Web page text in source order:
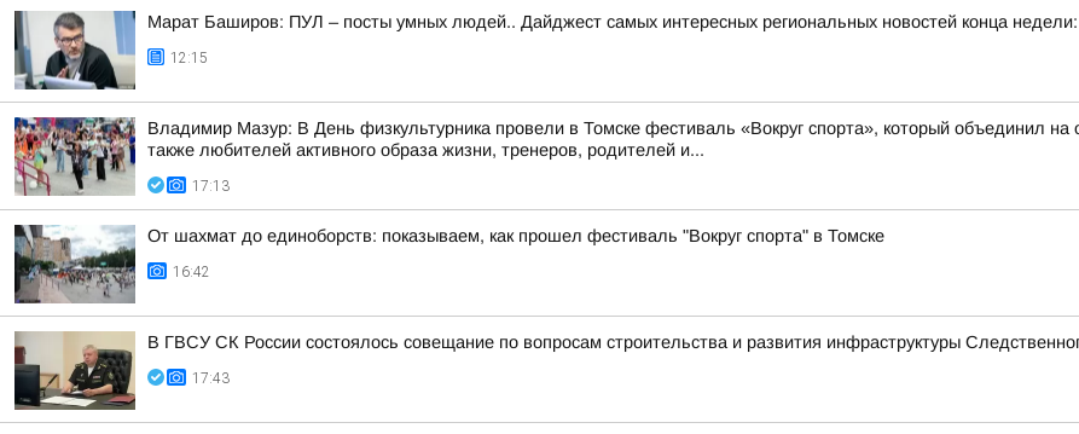
Марат Баширов: ПУЛ – посты умных людей.. Дайджест самых интересных региональных новостей конца недели:
12:15
Владимир Мазур: В День физкультурника провели в Томске фестиваль «Вокруг спорта», который объединил
также любителей активного образа жизни, тренеров, родителей и...
17:13
От шахмат до единоборств: показываем, как прошел фестиваль "Вокруг спорта" в Томске
16:42
В ГВСУ СК России состоялось совещание по вопросам строительства и развития инфраструктуры
17:43